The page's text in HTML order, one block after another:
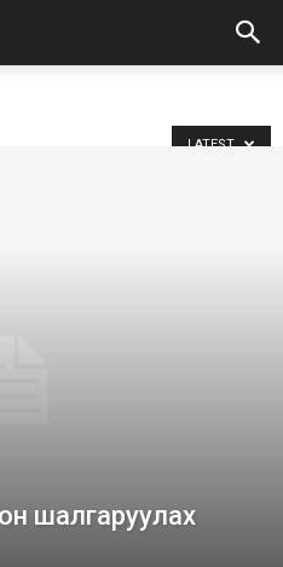
LATEST
шалгаруулах